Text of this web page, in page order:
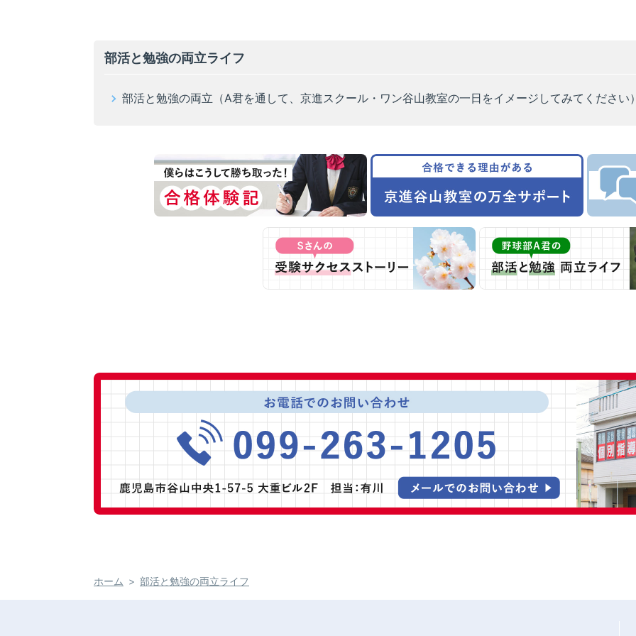
部活と勉強の両立ライフ
部活と勉強の両立（A君を通して、京進スクール・ワン谷山教室の一日をイメージしてみてください
ホーム 部活と勉強の両立ライフ